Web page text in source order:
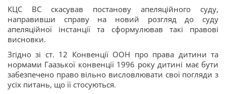
КЦС ВС скасував постанову апеляційного суду,
направивши справу на новий розгляд до суду
апеляційної інстанції та сформулював такі правові
висновки.
Згідно зі ст. 12 Конвенції ООН про права дитини та
нормами Гаазької конвенції 1996 року дитині має бути
забезпечено право вільно висловлювати свої погляди з
усіх питань, що її стосуються.